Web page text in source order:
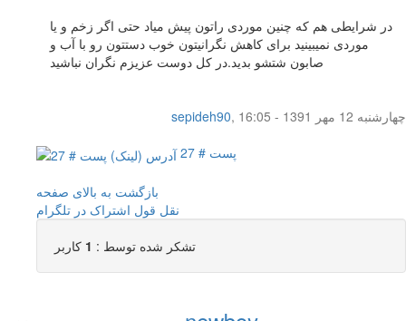
در شرایطی هم که چنین موردی راتون پیش میاد حتی اگر زخم و یا
موردی نمیبینید برای کاهش نگرانیتون خوب دستتون رو با آب و
صابون شتشو بدید.در کل دوست عزیزم نگران نباشید
sepideh90,
چهار‌شنبه 12 مهر 1391 - 16:05
پست # 27
بازگشت به بالای صفحه
نقل قول اشتراک در تلگرام
تشکر شده توسط : 1 کاربر